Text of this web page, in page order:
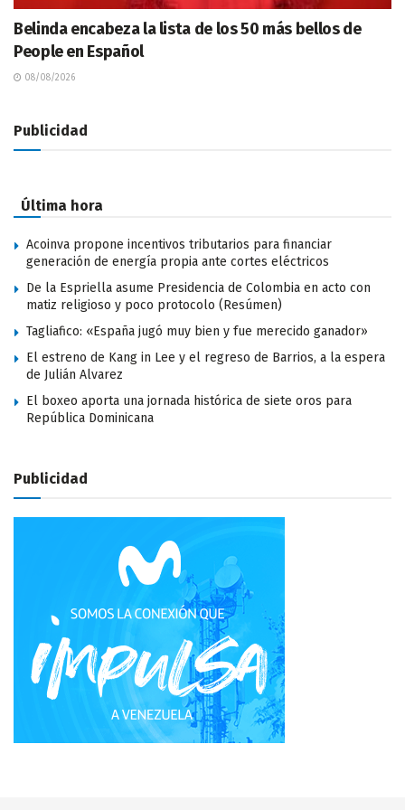
Belinda encabeza la lista de los 50 más bellos de
People en Español
08/08/2026
Publicidad
Última hora
Acoinva propone incentivos tributarios para financiar
generación de energía propia ante cortes eléctricos
De la Espriella asume Presidencia de Colombia en acto con
matiz religioso y poco protocolo (Resúmen)
Tagliafico: «España jugó muy bien y fue merecido ganador»
El estreno de Kang in Lee y el regreso de Barrios, a la espera
de Julián Alvarez
El boxeo aporta una jornada histórica de siete oros para
República Dominicana
Publicidad